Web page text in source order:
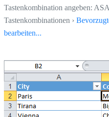
Tastenkombination angeben:
Tastenkombinationen ›
bearbeiten...